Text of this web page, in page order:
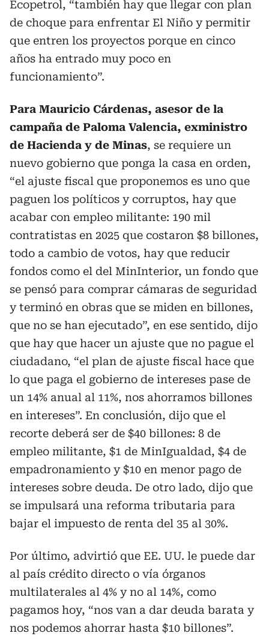
Ecopetrol, “también hay que llegar con plan
de choque para enfrentar El Niño y permitir
que entren los proyectos porque en cinco
años ha entrado muy poco en
funcionamiento”.
Para Mauricio Cárdenas, asesor de la
campaña de Paloma Valencia, exministro
de Hacienda y de Minas, se requiere un
nuevo gobierno que ponga la casa en orden,
“el ajuste fiscal que proponemos es uno que
paguen los políticos y corruptos, hay que
acabar con empleo militante: 190 mil
contratistas en 2025 que costaron $8 billones,
todo a cambio de votos, hay que reducir
fondos como el del MinInterior, un fondo que
se pensó para comprar cámaras de seguridad
y terminó en obras que se miden en billones,
que no se han ejecutado”, en ese sentido, dijo
que hay que hacer un ajuste que no pague el
ciudadano, “el plan de ajuste fiscal hace que
lo que paga el gobierno de intereses pase de
un 14% anual al 11%, nos ahorramos billones
en intereses”. En conclusión, dijo que el
recorte deberá ser de $40 billones: 8 de
empleo militante, $1 de MinIgualdad, $4 de
empadronamiento y $10 en menor pago de
intereses sobre deuda. De otro lado, dijo que
se impulsará una reforma tributaria para
bajar el impuesto de renta del 35 al 30%.
Por último, advirtió que EE. UU. le puede dar
al país crédito directo o vía órganos
multilaterales al 4% y no al 14%, como
pagamos hoy, “nos van a dar deuda barata y
nos podemos ahorrar hasta $10 billones”.